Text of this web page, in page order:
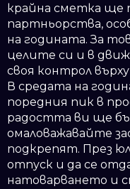
крайна сметка ще
партньорства,
на годината. За
целите си и в
своя контрол
В средата на
поредния пик в
радостта ви ще
омаловажавайте
подкрепят. През
отпуск и да се
натоварването и